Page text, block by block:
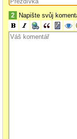
2 Napište svůj